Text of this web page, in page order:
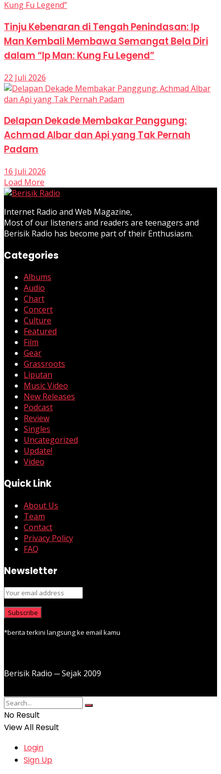
Tinju Kebenaran di Tengah Penindasan: Ip
Man Kembali Membawa Semangat Bela Diri
dalam “Ip Man: Kung Fu Legend”
22 Juli 2026
Delapan Dekade Membakar Panggung:
Achmad Albar dan Api yang Tak Pernah
Padam
16 Juli 2026
Load More
Internet Radio and Web Magazine,
Most of our listeners and readers are teenagers and
Berisik Radio has become part of their Enthusiasm.
Categories
Albums
Audio
Chart
Concert
Culture
Featured
Film
Gear
Grassroots
Liputan
Music Video
New Releases
Podcast
Review
Singles
Uncategorized
Update!
Video
Quick Link
About Us
Team
Contact
Privacy Policy
FAQ
Newsletter
*berita terkini langsung ke email kamu
Berisik Radio ─ Sejak 2009
No Result
View All Result
Login
Sign Up